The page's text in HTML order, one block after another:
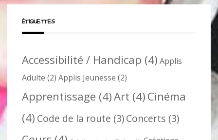
ÉTIQUETTES
Accessibilité / Handicap (4) Applis
Adulte (2) Applis Jeunesse (2)
Apprentissage (4)Art (4) Cinéma
(4) Code de la route (3)Concerts (3)